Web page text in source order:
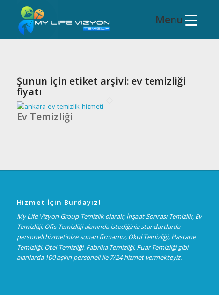
Şunun için etiket arşivi: ev temizliği
fiyatı
Ev Temizliği
Hizmet İçin Burdayız!
My Life Vizyon Group Temizlik olarak; İnşaat Sonrası Temizlik, Ev
Temizliği, Ofis Temizliği alanında istediğiniz standartlarda
personeli hizmetinize sunan firmamız, Okul Temizliği, Hastane
Temizliği, Otel Temizliği, Fabrika Temizliği, Fuar Temizliği gibi
alanlarda 100 aşkın personeli ile 7/24 hizmet vermekteyiz.